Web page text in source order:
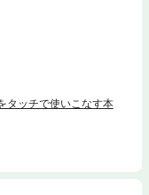
環境ではChromeを超
上の8.1設定術、無料超
で使いやすくるノウハ
ッチで使いこなす本